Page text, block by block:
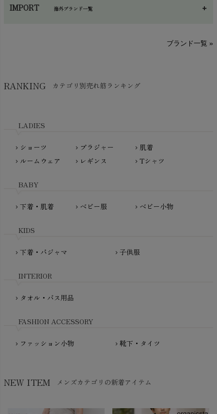
帽子・かさ・その他
生活アートクラブ
nanadecor（ナナデェコール）
PeopleTree（ピープルツリー）
PRISTINE（プリスティン）
fromF（フロムエフ）
IMPORT海外ブランド一覧
Madame MO（マダムモー）
maggies（マギーズ）
MATONA（マトナ）
mini rodini（ミニロディーニ）
My Little Cozmo（マイリトルコズモ）
NewNative（ニューネイティブ）
ブランド一覧 »
RANKING カテゴリ別売れ筋ランキング
LADIES
chevron_right ショーツ chevron_right ブラジャー chevron_right 肌着
chevron_right ルームウェア chevron_right レギンス chevron_rightTシャツ
BABY
chevron_right 下着・肌着 chevron_right ベビー服 chevron_right ベビー小物
KIDS
chevron_right 下着・パジャマ chevron_right 子供服
INTERIOR
chevron_right タオル・バス用品
FASHION ACCESSORY
chevron_right ファッション小物 chevron_right 靴下・タイツ
NEW ITEM メンズカテゴリの新着アイテム